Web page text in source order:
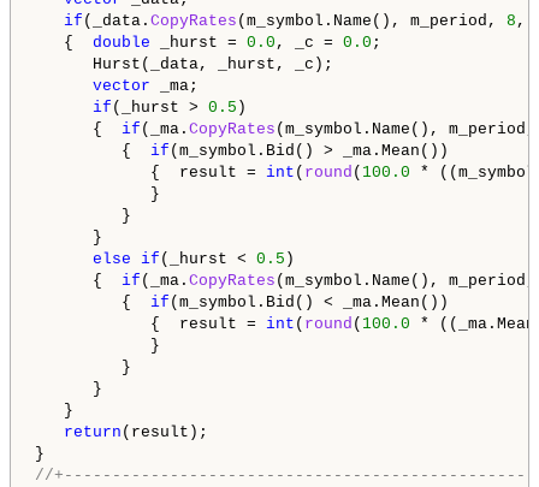
if (_data. CopyRates (m_symbol.Name(), m_period, 8 ,
{ double _hurst = 0.0 , _c = 0.0 ;
Hurst(_data, _hurst, _c);
vector _ma;
if (_hurst > 0.5 )
{ if (_ma. CopyRates (m_symbol.Name(),
{ if (m_symbol.Bid() > _ma.Mean())
{  result = int ( round ( 100.0 *
}
}
}
else
if (_hurst < 0.5 )
{ if (_ma. CopyRates (m_symbol.Name(),
{ if (m_symbol.Bid() < _ma.Mean())
{  result = int ( round ( 100.0 *
}
}
}
}
return (result);
//